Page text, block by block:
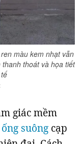
màu kem nhạt vẫn
thoát và họa tiết
giác mềm
ống suông cạp